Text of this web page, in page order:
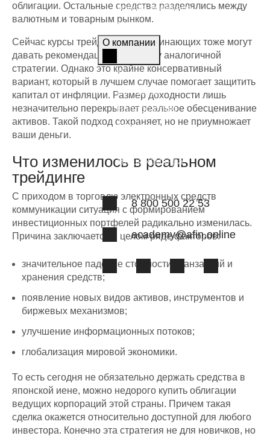
Азбука трейдера
Мы в СМИ
О компании
О компании
Контакты
Вопрос-ответ
Отзывы
Наша команда
8 800 500 22 53
academy@afin.online
облигации. Остальные средства разделялись между
валютным и товарным рынком.
Сейчас курсы трейдинга для начинающих тоже могут
давать рекомендацию по выбору аналогичной
стратегии. Однако это крайне консервативный
вариант, который в лучшем случае помогает защитить
капитал от инфляции. Размер доходности лишь
незначительно перекрывает реальное обесценивание
активов. Такой подход сохраняет, но не приумножает
ваши деньги.
Что изменилось в реальном
трейдинге
С приходом в торговлю электронных средств
коммуникации ситуация с формированием
инвестиционных портфелей радикально изменилась.
Причина заключается в целом ряде факторов:
значительное падение стоимости транзакций и
хранения средств;
появление новых видов активов, инструментов и
биржевых механизмов;
улучшение информационных потоков;
глобализация мировой экономики.
То есть сегодня не обязательно держать средства в
японской иене, можно недорого купить облигации
ведущих корпораций этой страны. Причем такая
сделка окажется относительно доступной для любого
инвестора. Конечно эта стратегия не для новичков, но